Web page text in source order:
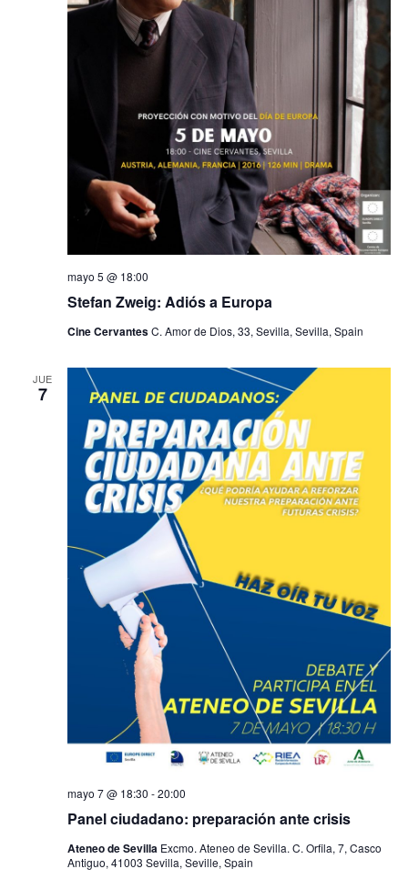
Stefan Zweig: Adiós a Europa
mayo 5 @ 18:00
Cine CervantesC. Amor de Dios, 33, Sevilla, Sevilla, Spain
JUE
7
Panel ciudadano: preparación ante crisis
mayo 7 @ 18:30 -20:00
Ateneo de Sevilla Excmo. Ateneo de Sevilla. C. Orfila, 7, Casco
Antiguo, 41003 Sevilla, Seville, Spain